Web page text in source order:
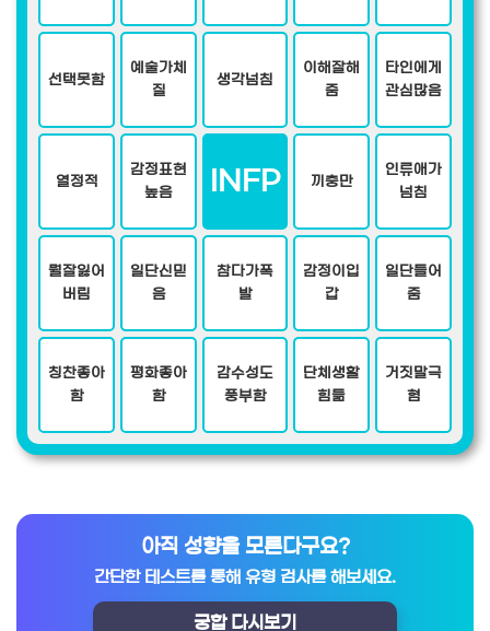
선택못함
예술가체
질
생각넘침
이해잘해
줌
타인에게
관심많음
열정적
감정표현
높음
INFP 끼충만
인류애가
넘침
뭘잘잃어
버림
일단신믿
음
참다가폭
발
감정이입
갑
일단들어
줌
칭찬좋아
함
평화좋아
함
감수성도
풍부함
단체생활
힘듦
거짓말극
혐
아직 성향을 모른다구요?
간단한 테스트를 통해 유형 검사를 해보세요.
궁합 다시보기